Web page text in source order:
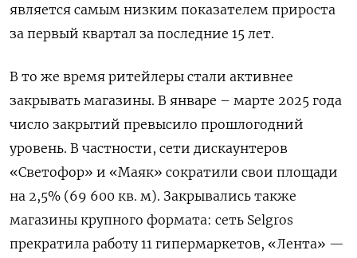
является самым низким показателем прироста
за первый квартал за последние 15 лет.
В то же время ритейлеры стали активнее
закрывать магазины. В январе – марте 2025 года
число закрытий превысило прошлогодний
уровень. В частности, сети дискаунтеров
«Светофор» и «Маяк» сократили свои площади
на 2,5% (69 600 кв. м). Закрывались также
магазины крупного формата: сеть Selgros
прекратила работу 11 гипермаркетов, «Лента» —